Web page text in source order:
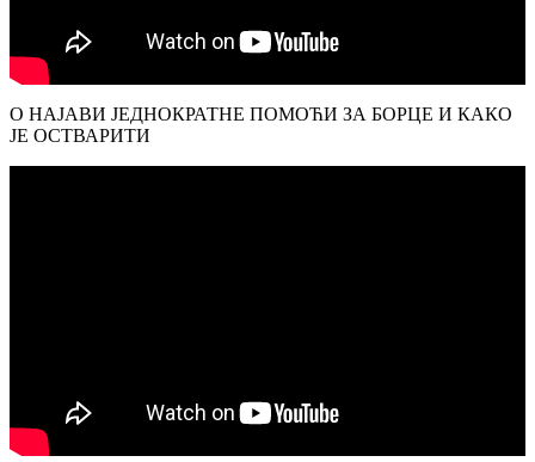
О НАЈАВИ ЈЕДНОКРАТНЕ ПОМОЋИ ЗА БОРЦЕ И КАКО
ЈЕ ОСТВАРИТИ